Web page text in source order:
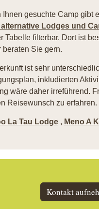
Ihnen gesuchte Camp gibt
Lodges und
Tabelle filterbar. Dort ist
Sie gern.
ist sehr
inkludierten
wäre daher irreführend.
Reisewunsch zu erfahren.
La Tau Lodge , Meno A
Kontakt